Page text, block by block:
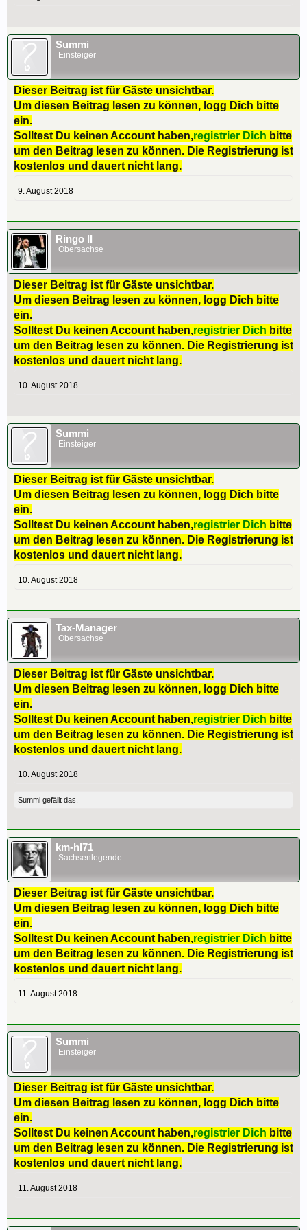
Summi
Einsteiger
Dieser Beitrag ist für Gäste unsichtbar.
Um diesen Beitrag lesen zu können, logg Dich bitte
ein.
Solltest Du keinen Account haben,registrier Dich bitte
um den Beitrag lesen zu können. Die Registrierung ist
kostenlos und dauert nicht lang.
9. August 2018
Ringo II
Obersachse
Dieser Beitrag ist für Gäste unsichtbar.
Um diesen Beitrag lesen zu können, logg Dich bitte
ein.
Solltest Du keinen Account haben,registrier Dich bitte
um den Beitrag lesen zu können. Die Registrierung ist
kostenlos und dauert nicht lang.
10. August 2018
Summi
Einsteiger
Dieser Beitrag ist für Gäste unsichtbar.
Um diesen Beitrag lesen zu können, logg Dich bitte
ein.
Solltest Du keinen Account haben,registrier Dich bitte
um den Beitrag lesen zu können. Die Registrierung ist
kostenlos und dauert nicht lang.
10. August 2018
Tax-Manager
Obersachse
Dieser Beitrag ist für Gäste unsichtbar.
Um diesen Beitrag lesen zu können, logg Dich bitte
ein.
Solltest Du keinen Account haben,registrier Dich bitte
um den Beitrag lesen zu können. Die Registrierung ist
kostenlos und dauert nicht lang.
10. August 2018
Summi gefällt das.
km-hl71
Sachsenlegende
Dieser Beitrag ist für Gäste unsichtbar.
Um diesen Beitrag lesen zu können, logg Dich bitte
ein.
Solltest Du keinen Account haben,registrier Dich bitte
um den Beitrag lesen zu können. Die Registrierung ist
kostenlos und dauert nicht lang.
11. August 2018
Summi
Einsteiger
Dieser Beitrag ist für Gäste unsichtbar.
Um diesen Beitrag lesen zu können, logg Dich bitte
ein.
Solltest Du keinen Account haben,registrier Dich bitte
um den Beitrag lesen zu können. Die Registrierung ist
kostenlos und dauert nicht lang.
11. August 2018